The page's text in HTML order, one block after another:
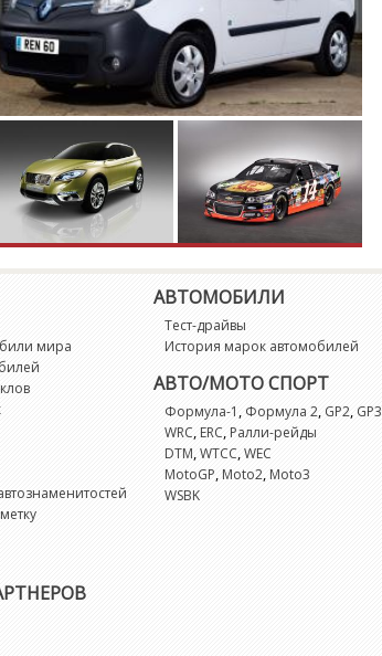
мира
АВТОМОБИЛИ
Тест-драйвы
История марок автомобилей
АВТО/МОТО СПОРТ
Формула-1 , Формула 2, GP2, GP3
WRC,ERC,Ралли-рейды
DTM,WTCC,WEC
MotoGP,Moto2,Moto3
WSBK